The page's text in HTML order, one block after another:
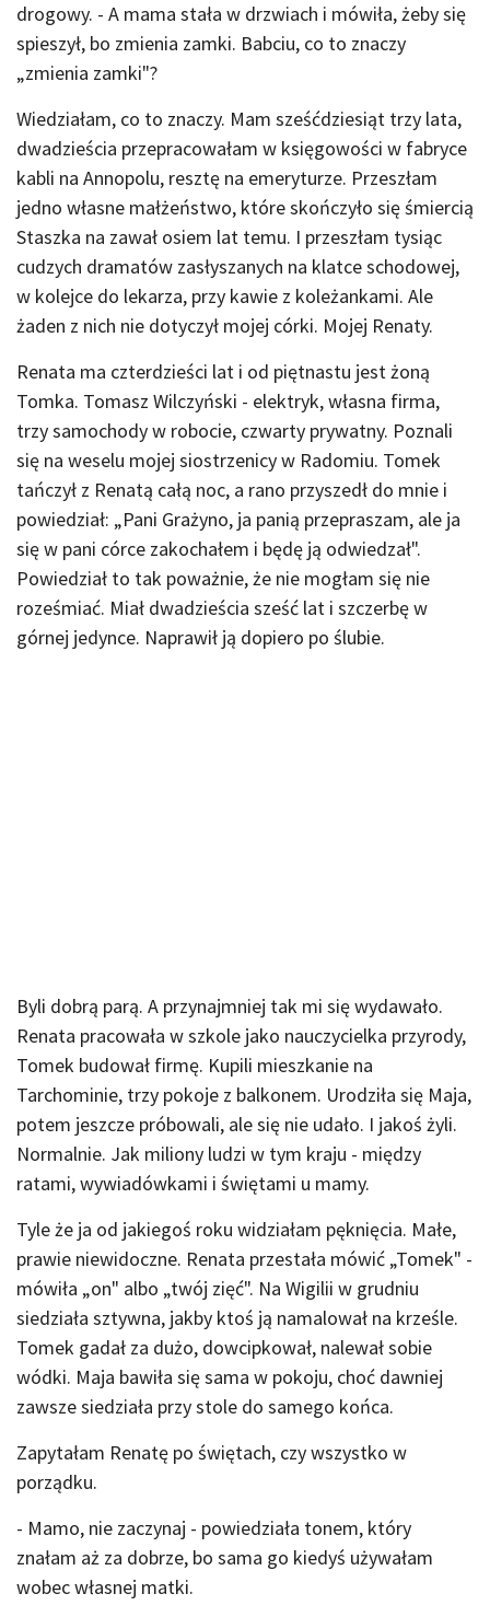
drogowy. - A mama stała w drzwiach i mówiła, żeby się
spieszył, bo zmienia zamki. Babciu, co to znaczy
„zmienia zamki"?
Wiedziałam, co to znaczy. Mam sześćdziesiąt trzy lata,
dwadzieścia przepracowałam w księgowości w fabryce
kabli na Annopolu, resztę na emeryturze. Przeszłam
jedno własne małżeństwo, które skończyło się śmiercią
Staszka na zawał osiem lat temu. I przeszłam tysiąc
cudzych dramatów zasłyszanych na klatce schodowej,
w kolejce do lekarza, przy kawie z koleżankami. Ale
żaden z nich nie dotyczył mojej córki. Mojej Renaty.
Renata ma czterdzieści lat i od piętnastu jest żoną
Tomka. Tomasz Wilczyński - elektryk, własna firma,
trzy samochody w robocie, czwarty prywatny. Poznali
się na weselu mojej siostrzenicy w Radomiu. Tomek
tańczył z Renatą całą noc, a rano przyszedł do mnie i
powiedział: „Pani Grażyno, ja panią przepraszam, ale ja
się w pani córce zakochałem i będę ją odwiedzał".
Powiedział to tak poważnie, że nie mogłam się nie
roześmiać. Miał dwadzieścia sześć lat i szczerbę w
górnej jedynce. Naprawił ją dopiero po ślubie.
Byli dobrą parą. A przynajmniej tak mi się wydawało.
Renata pracowała w szkole jako nauczycielka przyrody,
Tomek budował firmę. Kupili mieszkanie na
Tarchominie, trzy pokoje z balkonem. Urodziła się Maja,
potem jeszcze próbowali, ale się nie udało. I jakoś żyli.
Normalnie. Jak miliony ludzi w tym kraju - między
ratami, wywiadówkami i świętami u mamy.
Tyle że ja od jakiegoś roku widziałam pęknięcia. Małe,
prawie niewidoczne. Renata przestała mówić „Tomek" -
mówiła „on" albo „twój zięć". Na Wigilii w grudniu
siedziała sztywna, jakby ktoś ją namalował na krześle.
Tomek gadał za dużo, dowcipkował, nalewał sobie
wódki. Maja bawiła się sama w pokoju, choć dawniej
zawsze siedziała przy stole do samego końca.
Zapytałam Renatę po świętach, czy wszystko w
porządku.
- Mamo, nie zaczynaj - powiedziała tonem, który
znałam aż za dobrze, bo sama go kiedyś używałam
wobec własnej matki.